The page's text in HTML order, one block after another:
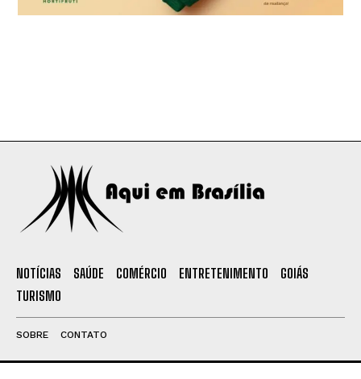
NOTÍCIAS SAÚDE COMÉRCIO ENTRETENIMENTO
GOIÁS
TURISMO
SOBRE CONTATO